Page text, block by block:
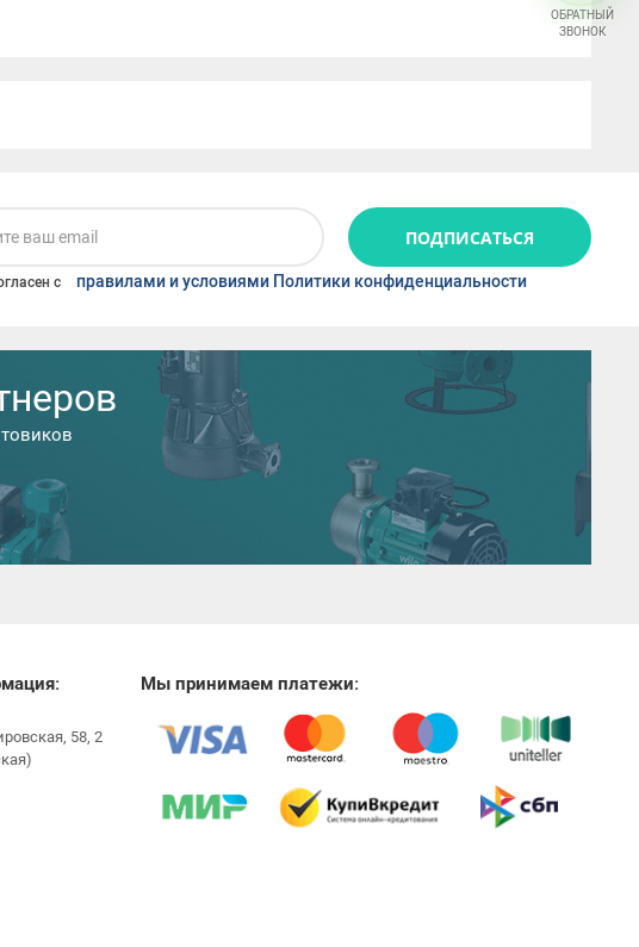
ОБРАТНЫЙ
ЗВОНОК
ПОДПИСАТЬСЯ
с правилами и условиями Политики конфиденциальности
58, 2
Мы принимаем платежи: